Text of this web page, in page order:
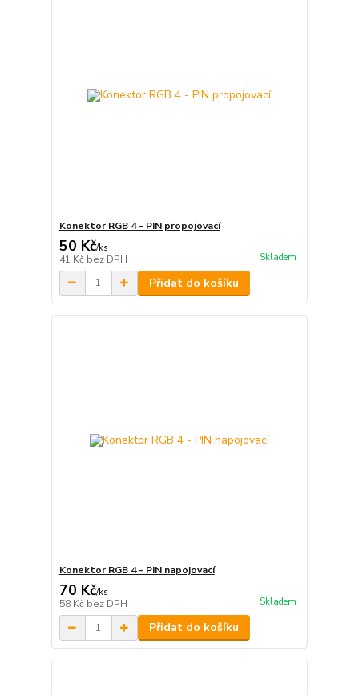
Konektor RGB 4 - PIN propojovací
50 Kč/ks
41 Kč bez DPH Skladem
Přidat do košíku
Konektor RGB 4 - PIN napojovací
70 Kč/ks
58 Kč bez DPH Skladem
Přidat do košíku